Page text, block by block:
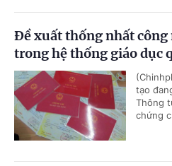
Đề xuất thống nhất
trong hệ thống giáo dục
tạo
Thông
chứng